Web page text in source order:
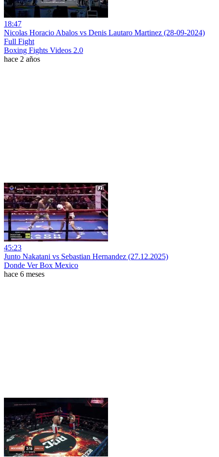
18:47
Nicolas Horacio Abalos vs Denis Lautaro Martinez (28-09-2024)
Full Fight
Boxing Fights Videos 2.0
hace 2 años
45:23
Junto Nakatani vs Sebastian Hernandez (27.12.2025)
Donde Ver Box Mexico
hace 6 meses